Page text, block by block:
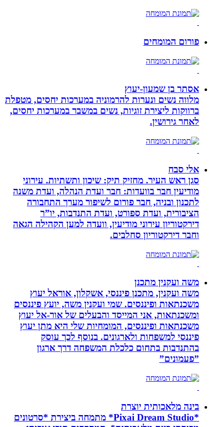
פורום המומחים
אסתר בן שמעון-יעוץ
מלווה נשים ונערות להרמוניה במערכות יחסים, מטפלת
ברווקות ליצירת זוגיות, נשים במשבר במערכות יחסים,
לאחר גירושין.
אלי סבח
סגן ראש העיר. מחזיק תיק: שיכון ותשתיות. עירוני
מודיעין חבר בוועדות: חבר ועדת הנהלה, ועדת משנה
לתכנון ובניה, חבר פורום לשיפור מערך התחבורה
הציבורית, ועדת ספורט, ועדת התנדבות, יו”ר
דירקטוריון עירוני מודיעין, וועדה למען הקהילה הגאה
וחבר דירקטוריון סחלבים.
משה ועקנין מתכנן
משה ועקנין, מתכנן פיננסי, אשקלון, אוראל יעוץ
משכנתאות ופיננסים. שמי ועקנין משה, יועץ פיננסים
ומשכנתאות, אני המייסד והבעלים של אור-אל יעוץ
משכנתאות ופיננסים, המומחיות שלי היא מתן יעוץ
פיננסי למשפחות ולארגונים. בנוסף לכך עוסק
בהתנדבות בתחום כלכלת המשפחה דרך ארגון
”פעמונים”
בינה מלאכותית יוצרת
*Pixai Dream Studio* מתמחה ביצירת *סרטונים